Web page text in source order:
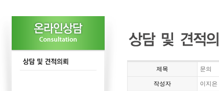
제목 문의
작성자 이지은